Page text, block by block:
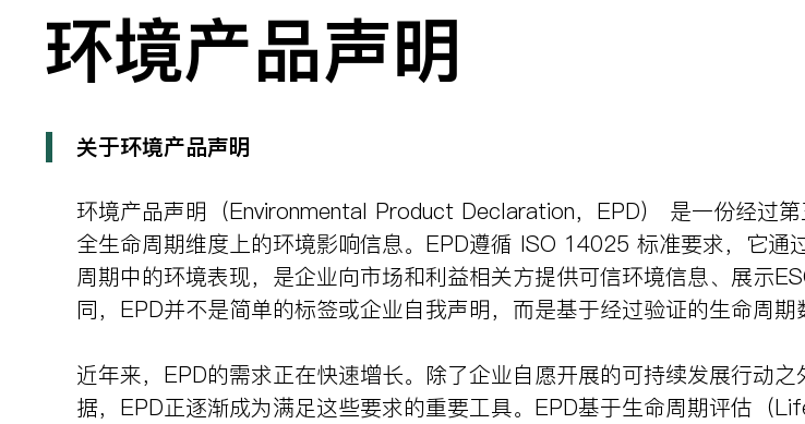
环境产品声明
关于环境产品声明
环境产品声明（Environmental Product Declaration，EPD） 是一份经过
全生命周期维度上的环境影响信息。EPD遵循 ISO 14025 标准要求，它
周期中的环境表现，是企业向市场和利益相关方提供可信环境信息、展示
同，EPD并不是简单的标签或企业自我声明，而是基于经过验证的生命周
近年来，EPD的需求正在快速增长。除了企业自愿开展的可持续发展行动
据，EPD正逐渐成为满足这些要求的重要工具。EPD基于生命周期评估（